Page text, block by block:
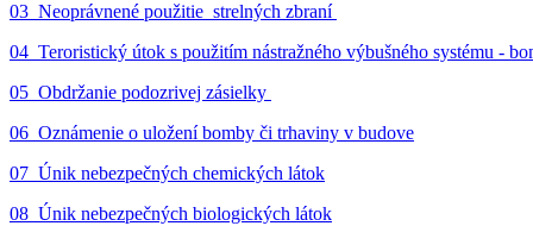
03_Neoprávnené použitie strelných zbraní
04_Teroristický útok s použitím nástražného výbušného systému -
05_Obdržanie podozrivej zásielky
06_Oznámenie o uložení bomby či trhaviny v budove
07_Únik nebezpečných chemických látok
08_Únik nebezpečných biologických látok